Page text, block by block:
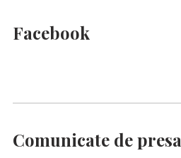
Facebook
Comunicate de presa